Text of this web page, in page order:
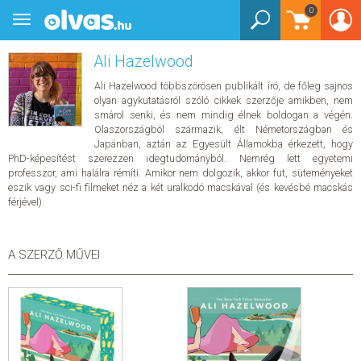
0
Toggle
navigation
Ali Hazelwood
Ali Hazelwood többszörösen publikált író, de főleg sajnos
olyan agykutatásról szóló cikkek szerzője amikben, nem
smárol senki, és nem mindig élnek boldogan a végén.
Olaszországból származik, élt Németországban és
Japánban, aztán az Egyesült Államokba érkezett, hogy
PhD-képesítést szerezzen idegtudományból. Nemrég lett egyetemi
professzor, ami halálra rémíti. Amikor nem dolgozik, akkor fut, süteményeket
eszik vagy sci-fi filmeket néz a két uralkodó macskával (és kevésbé macskás
férjével).
A SZERZŐ MŰVEI
Könyvek
Könyvek
Gyermek és ifjúsági
Bébi - 2 éves
3-5 éves
3-5 éves
Barátság
Akció, kaland, nyomozás
6-8 éves
Barátság
Akció, kaland, nyomozás
Mesekönyv
9-12 éves
Humor, képregény
Mesekönyv
Foglalkoztatók
Foglalkoztatók
Játék
Gyerekeknek
Gyerekeknek
Foglalkoztató